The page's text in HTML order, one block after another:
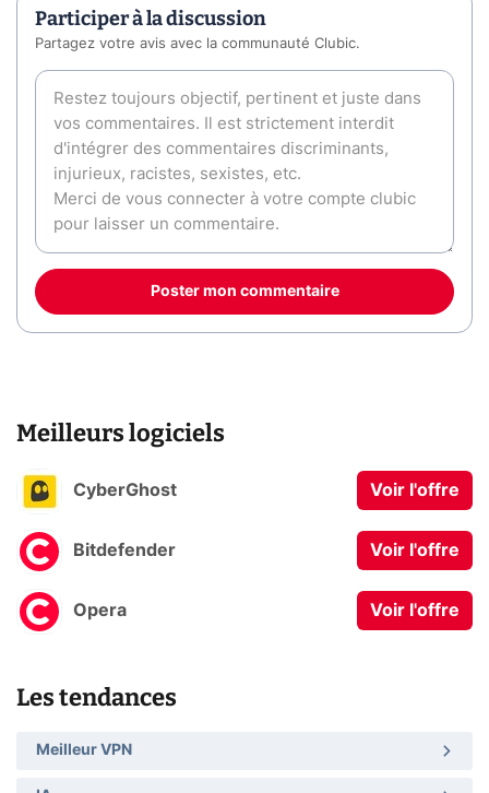
Participer à la discussion
Partagez votre avis avec la communauté Clubic.
Poster mon commentaire
Meilleurs logiciels
CyberGhost Voir l'offre
Bitdefender Voir l'offre
Opera Voir l'offre
Les tendances
Meilleur VPN